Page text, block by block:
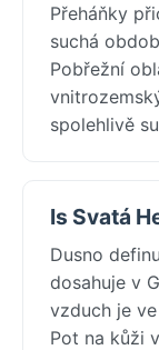
Přeháňky
suchá
Pobřežní
spolehlivě
Is Svatá
Dusno
dosahuje v
vzduch je
Pot na kůži